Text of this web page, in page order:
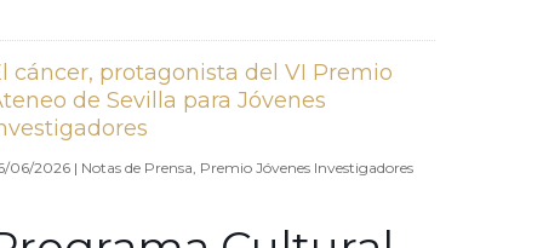
cáncer, protagonista del VI Premio
de Sevilla para Jóvenes
06/2026 | Notas de Prensa, Premio Jóvenes Investigadores